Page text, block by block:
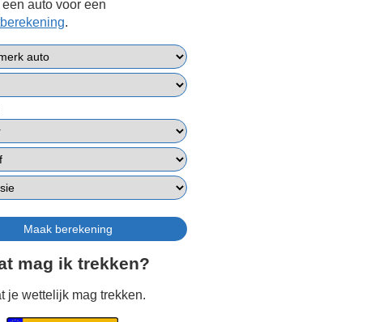
auto voor een
.
mag ik trekken?
je wettelijk mag trekken.